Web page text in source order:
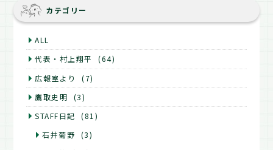
カテゴリー
ALL
代表・村上翔平
(64)
広報室より
(7)
鷹取史明
(3)
STAFF日記
(81)
石井葡野
(3)